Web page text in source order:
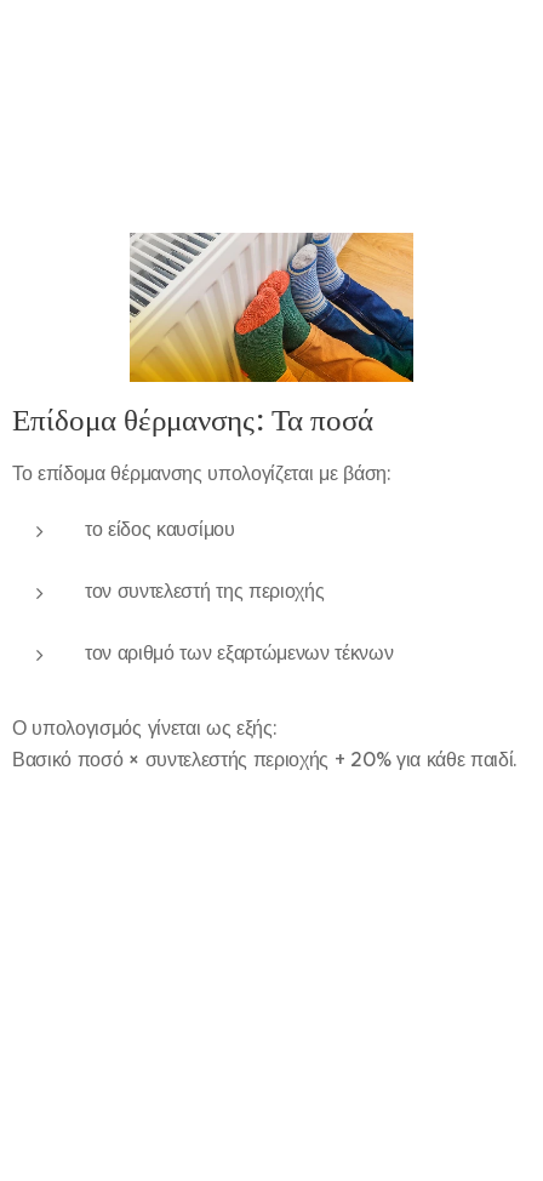
Επίδομα θέρμανσης: Τα ποσά
Το επίδομα θέρμανσης υπολογίζεται με βάση:
το είδος καυσίμου
τον συντελεστή της περιοχής
τον αριθμό των εξαρτώμενων τέκνων
Ο υπολογισμός γίνεται ως εξής:
Βασικό ποσό × συντελεστής περιοχής + 20% για κάθε παιδί.